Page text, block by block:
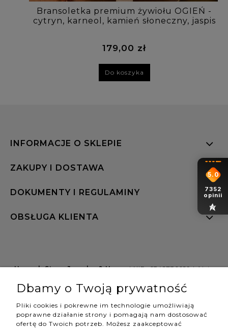
Bransoletka premium żywiołu OGIEŃ -
cytryn, karneol, kamień słoneczny, jaspis
179,00 zł
Do koszyka
INFORMACJE O SKLEPIE
ZAKUPY I DOSTAWA
DOKUMENTY I REGULAMINY
OBSŁUGA KLIENTA
Hannah Store Jewelry & Home| NIP: 6342736629 | Aleja
shop@hannahstore.pl
pokaż pełną wersję strony
5.0
7352
opinii
Dbamy o Twoją prywatność
Pliki cookies i pokrewne im technologie umożliwiają
poprawne działanie strony i pomagają nam dostosować
ofertę do Twoich potrzeb. Możesz zaakceptować